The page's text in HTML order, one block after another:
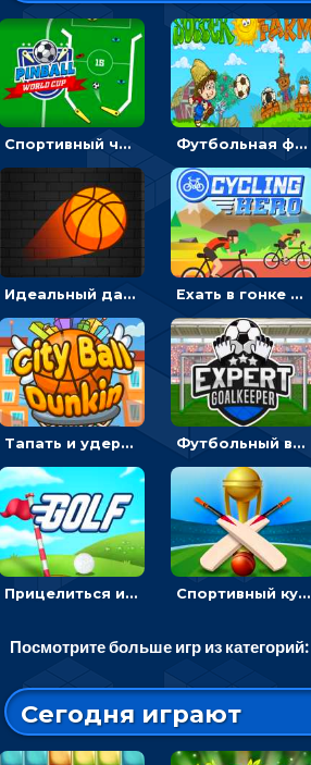
Спортивный чемпионат по пейнтболу: ударять по ракеткам, чтобы забивать футбольный мяч в ворота Футбольная ферма: бей по мячу, чтобы забивать в ворота и ловить звезды
Идеальный данк: направлять пунктир в корзину и попадать мячом Ехать в гонке на велосипедах через трамплины к финишу на скорость - спортивные
Тапать и удерживать баскетбольный мяч, чтобы попадать в кольца - спортивные Футбольный вратарь: ловить мяч и отражать атаку соперника - спортивные
Прицелиться и выстрелить мячиком для гольфа, чтобы попасть в лунку - спортивные Спортивный кубок по крикету: отражать атаку и ударять по мячику битой
Посмотрите больше игр из категорий:
Сегодня играют